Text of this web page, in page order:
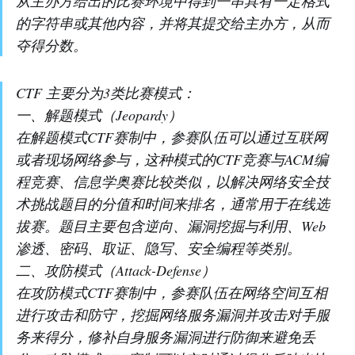
的字符串或其他内容，并将其提交给主办方，从而
夺得分数。
CTF 主要分为3类比赛模式：
一、解题模式（Jeopardy）
在解题模式CTF赛制中，参赛队伍可以通过互联网
或者现场网络参与，这种模式的CTF竞赛与ACM编
程竞赛、信息学奥赛比较类似，以解决网络安全技
术挑战题目的分值和时间来排名，通常用于在线选
拔赛。题目主要包含逆向、漏洞挖掘与利用、Web
渗透、密码、取证、隐写、安全编程等类别。
二、攻防模式（Attack-Defense）
在攻防模式CTF赛制中，参赛队伍在网络空间互相
进行攻击和防守，挖掘网络服务漏洞并攻击对手服
务来得分，修补自身服务漏洞进行防御来避免丢